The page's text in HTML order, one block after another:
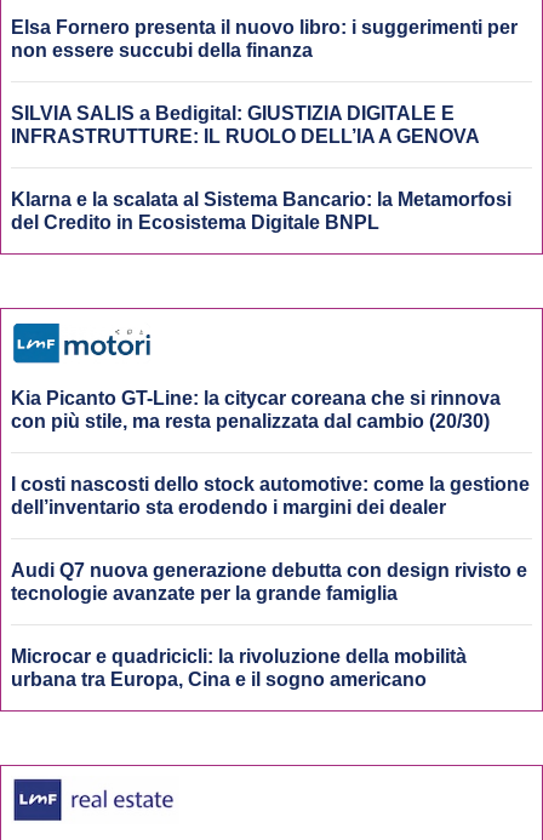
Elsa Fornero presenta il nuovo libro: i suggerimenti per
non essere succubi della finanza
SILVIA SALIS a Bedigital: GIUSTIZIA DIGITALE E
INFRASTRUTTURE: IL RUOLO DELL’IA A GENOVA
Klarna e la scalata al Sistema Bancario: la Metamorfosi
del Credito in Ecosistema Digitale BNPL
Kia Picanto GT-Line: la citycar coreana che si rinnova
con più stile, ma resta penalizzata dal cambio (20/30)
I costi nascosti dello stock automotive: come la gestione
dell’inventario sta erodendo i margini dei dealer
Audi Q7 nuova generazione debutta con design rivisto e
tecnologie avanzate per la grande famiglia
Microcar e quadricicli: la rivoluzione della mobilità
urbana tra Europa, Cina e il sogno americano